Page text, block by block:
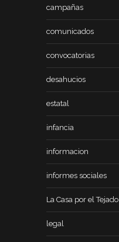
campañas
comunicados
convocatorias
desahucios
estatal
infancia
informacion
informes sociales
La Casa por el Tejado
legal